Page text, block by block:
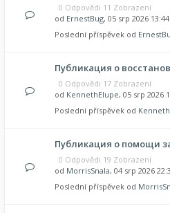
0 Odpovědi 11 Zobrazení
od ErnestBug, 05 srp 2026 13:44
Poslední příspěvek od
Публикация о
0 Odpovědi 17 Zobrazení
od KennethElupe, 05 srp 2026
Poslední příspěvek od
Публикация о помощи
0 Odpovědi 19 Zobrazení
od MorrisSnala, 04 srp 2026
Poslední příspěvek od